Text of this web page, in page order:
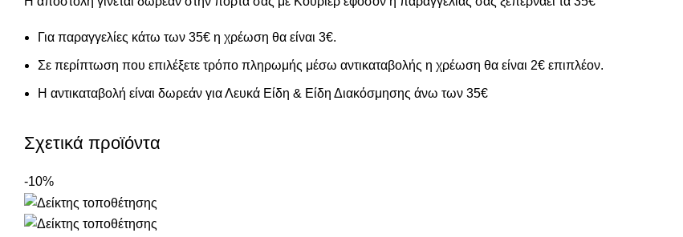
Για παραγγελίες κάτω των 35€ η χρέωση θα είναι 3€.
Σε περίπτωση που επιλέξετε τρόπο πληρωμής μέσω αντικαταβολής η χρέωση θα είναι 2€ επιπλέον.
Η αντικαταβολή είναι δωρεάν για Λευκά Είδη & Είδη Διακόσμησης άνω των 35€
Σχετικά προϊόντα
-10%